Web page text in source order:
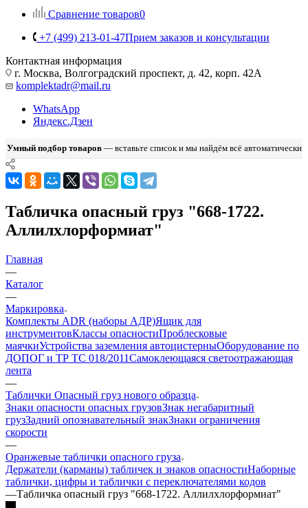
Сравнение товаров0
+7 (499) 213-01-47Прием заказов и консультации
Контактная информация
г. Москва, Волгоградский проспект, д. 42, корп. 42А
komplektadr@mail.ru
WhatsApp
Яндекс.Дзен
Умный подбор товаров— вставьте список и мы найдём всё автоматически
Табличка опасный груз "668-1722.
Аллилхлорформиат"
Главная
—
Каталог
—
Маркировка
Комплекты ADR (наборы АДР)Ящик для
инструментовКлассы опасностиПроблесковые
маячкиУстройства заземления автоцистерныОборудование по
ДОПОГ и ТР ТС 018/2011Самоклеющаяся светоотражающая
лента
—
Таблички Опасный груз нового образца
Знаки опасности опасных грузовЗнак негабаритный
грузЗадний опознавательный знакЗнаки ограничения
скорости
—
Оранжевые таблички опасного груза
Держатели (карманы) табличек и знаков опасностиНаборные
таблички, цифры и таблички с переключателями кодов
—Табличка опасный груз "668-1722. Аллилхлорформиат"